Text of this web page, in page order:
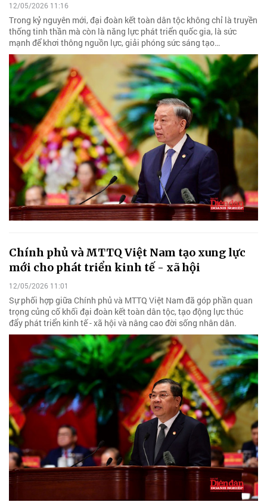
12/05/2026 11:16
Trong kỷ nguyên mới, đại đoàn kết toàn dân tộc không chỉ là truyền
thống tinh thần mà còn là năng lực phát triển quốc gia, là sức
mạnh để khơi thông nguồn lực, giải phóng sức sáng tạo…
Chính phủ và MTTQ Việt Nam tạo xung lực
mới cho phát triển kinh tế - xã hội
12/05/2026 11:01
Sự phối hợp giữa Chính phủ và MTTQ Việt Nam đã góp phần quan
trọng củng cố khối đại đoàn kết toàn dân tộc, tạo động lực thúc
đẩy phát triển kinh tế - xã hội và nâng cao đời sống nhân dân.